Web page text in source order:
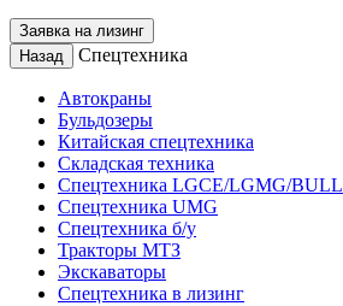
Заявка на лизинг
Назад
Спецтехника
Автокраны
Бульдозеры
Китайская спецтехника
Складская техника
Спецтехника LGCE/LGMG/BULL
Спецтехника UMG
Спецтехника б/у
Тракторы МТЗ
Экскаваторы
Спецтехника в лизинг